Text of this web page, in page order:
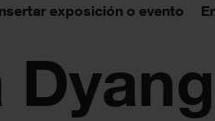
exposición o evento